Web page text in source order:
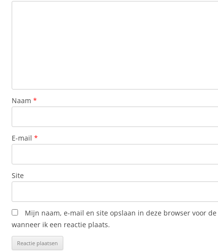
Naam *
E-mail *
Site
Mijn naam, e-mail en site opslaan in deze browser voor
wanneer ik een reactie plaats.